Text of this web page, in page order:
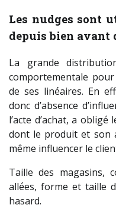
Les nudges sont
depuis bien avant
La grande
comportementale
de ses linéaires. En
donc d’absence
l’acte d’achat, a
dont le produit et son
même influencer le
Taille des magasins,
allées, forme et taille
hasard.